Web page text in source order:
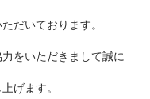
だいております。
をいただきまして誠に
げます。